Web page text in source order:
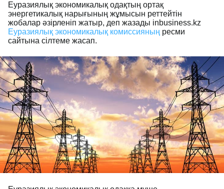
Еуразиялық экономикалық одақтың ортақ
энергетикалық нарығының жұмысын реттейтін
жобалар әзірленіп жатыр, деп жазады inbusiness.kz
Еуразиялық экономикалық комиссияның ресми
сайтына сілтеме жасап.